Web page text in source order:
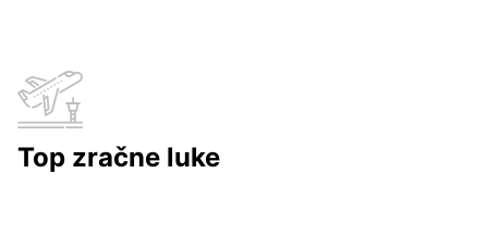
Top zračne luke